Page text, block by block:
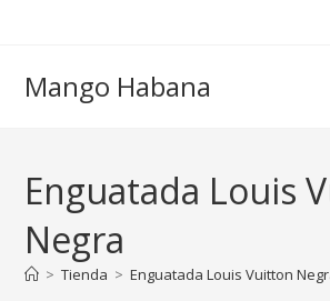
Mango Habana
Enguatada Louis
Negra
> Tienda > Enguatada Louis Vuitton